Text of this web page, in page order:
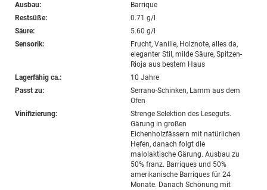
Ausbau:
Barrique
Restsüße:
0.71 g/l
Säure:
5.60 g/l
Sensorik:
Frucht, Vanille, Holznote, alles da,
eleganter Stil, milde Säure, Spitzen-
Rioja aus bestem Haus
Lagerfähig ca.:
10 Jahre
Passt zu:
Serrano-Schinken, Lamm aus dem
Ofen
Vinifizierung:
Strenge Selektion des Leseguts.
Gärung in großen
Eichenholzfässern mit natürlichen
Hefen, danach folgt die
malolaktische Gärung. Ausbau zu
50% franz. Barriques und 50%
amerikanische Barriques für 24
Monate. Danach Schönung mit